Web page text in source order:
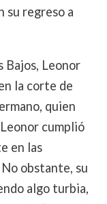
su regreso a
Bajos, Leonor
la corte de
quien
cumplió
en las
obstante, su
algo turbia,